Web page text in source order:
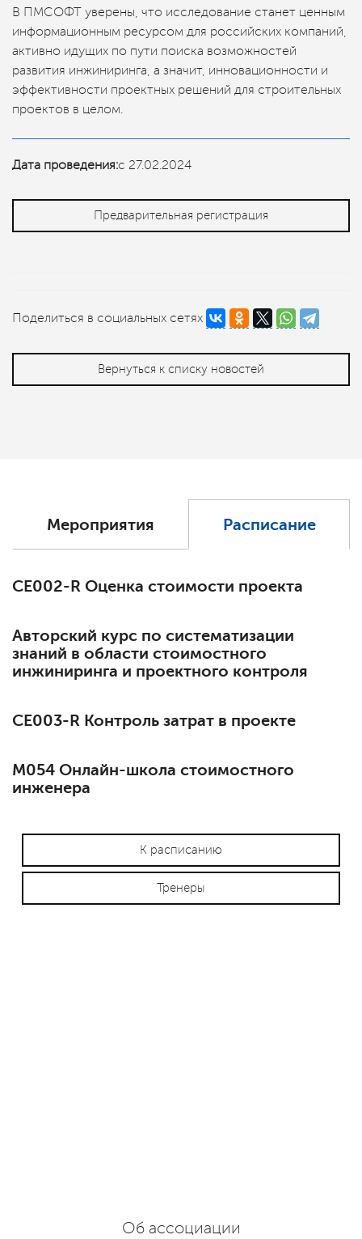
В ПМСОФТ уверены, что исследование станет ценным
информационным ресурсом для российских компаний,
активно идущих по пути поиска возможностей
развития инжиниринга, а значит, инновационности и
эффективности проектных решений для строительных
проектов в целом.
Дата проведения:с 27.02.2024
Предварительная регистрация
Поделиться в социальных сетях
Вернуться к списку новостей
Мероприятия Расписание
СЕ002-R Оценка стоимости проекта
Авторский курс по систематизации
знаний в области стоимостного
инжиниринга и проектного контроля
СЕ003-R Контроль затрат в проекте
М054 Онлайн-школа стоимостного
инженера
К расписанию
Тренеры
Об ассоциации